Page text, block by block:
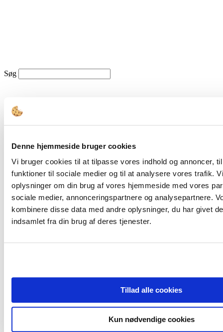
Denne hjemmeside bruger cookies
Vi bruger cookies til at tilpasse vores indhold og annoncer,
funktioner til sociale medier og til at analysere vores trafik.
oplysninger om din brug af vores hjemmeside med vores
sociale medier, annonceringspartnere og analysepartnere.
kombinere disse data med andre oplysninger, du har givet
indsamlet fra din brug af deres tjenester.
Tillad alle cookies
Kun nødvendige cookies
Søg